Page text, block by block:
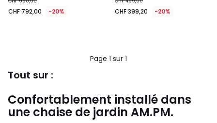
CHF 792,00 -20% CHF 399,20 -20%
Page 1 sur 1
Tout sur :
Confortablement installé dans
une chaise de jardin AM.PM.